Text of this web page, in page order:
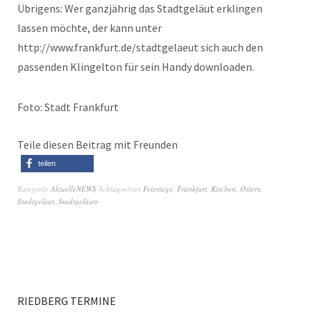
Übrigens: Wer ganzjährig das Stadtgeläut erklingen
lassen möchte, der kann unter
http://www.frankfurt.de/stadtgelaeut sich auch den
passenden Klingelton für sein Handy downloaden.
Foto: Stadt Frankfurt
Teile diesen Beitrag mit Freunden
teilen
Kategorie AktuelleNEWS Schlagwörter Feiertage Frankfurt Kirchen Ostern
Stadtgeläut Stadtgeläute
RIEDBERG TERMINE